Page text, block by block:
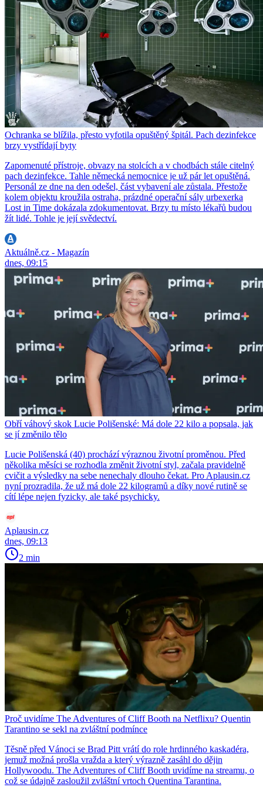
Ochranka se blížila, přesto vyfotila opuštěný špitál. Pach dezinfekce
brzy vystřídají byty
Zapomenuté přístroje, obvazy na stolcích a v chodbách stále citelný
pach dezinfekce. Tahle německá nemocnice je už pár let opuštěná.
Personál ze dne na den odešel, část vybavení ale zůstala. Přestože
kolem objektu kroužila ostraha, prázdné operační sály urbexerka
Lost in Time dokázala zdokumentovat. Brzy tu místo lékařů budou
žít lidé. Tohle je její svědectví.
Aktuálně.cz - Magazín
dnes, 09:15
Obří váhový skok Lucie Polišenské: Má dole 22 kilo a popsala, jak
se jí změnilo tělo
Lucie Polišenská (40) prochází výraznou životní proměnou. Před
několika měsíci se rozhodla změnit životní styl, začala pravidelně
cvičit a výsledky na sebe nenechaly dlouho čekat. Pro Aplausin.cz
nyní prozradila, že už má dole 22 kilogramů a díky nové rutině se
cítí lépe nejen fyzicky, ale také psychicky.
Aplausin.cz
dnes, 09:13
2 min
Proč uvidíme The Adventures of Cliff Booth na Netflixu? Quentin
Tarantino se sekl na zvláštní podmínce
Těsně před Vánoci se Brad Pitt vrátí do role hrdinného kaskadéra,
jemuž možná prošla vražda a který výrazně zasáhl do dějin
Hollywoodu. The Adventures of Cliff Booth uvidíme na streamu, o
což se údajně zasloužil zvláštní vrtoch Quentina Tarantina.